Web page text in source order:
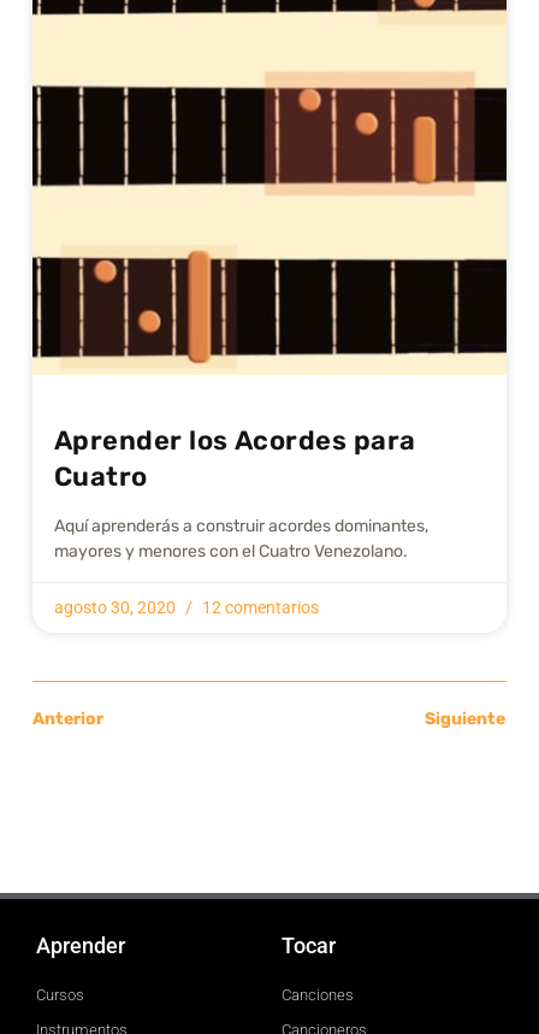
Aprender los Acordes para
Cuatro
Aquí aprenderás a construir acordes dominantes,
mayores y menores con el Cuatro Venezolano.
agosto 30, 2020 12 comentarios
Anterior Siguiente
Aprender
Cursos
Instrumentos
Tocar
Canciones
Cancioneros